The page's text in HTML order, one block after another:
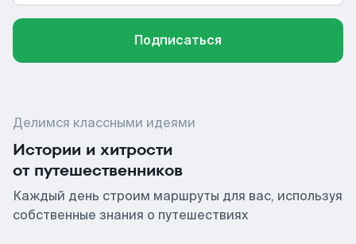
Подписаться
Делимся классными идеями
Истории и хитрости
от путешественников
Каждый день строим маршруты для вас, используя
собственные знания о путешествиях